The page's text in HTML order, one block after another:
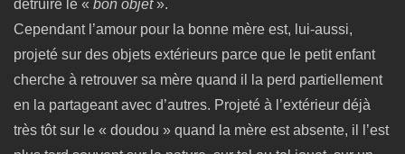
détruire le « bon objet».
Cependant l’amour pour la bonne mère est, lui-aussi,
projeté sur des objets extérieurs parce que le petit enfant
cherche à retrouver sa mère quand il la perd partiellement
en la partageant avec d’autres. Projeté à l’extérieur déjà
très tôt sur le « doudou » quand la mère est absente, il l’est